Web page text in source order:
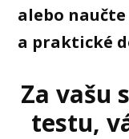
alebo
a praktické
Za vašu
testu,